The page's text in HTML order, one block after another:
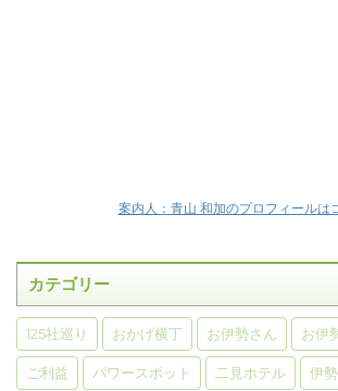
案内人：青山 和加のプロフィールは
カテゴリー
125社巡り おかげ横丁 お伊勢さん お伊
ご利益 パワースポット 二見ホテル 伊